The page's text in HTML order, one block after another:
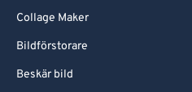
Collage Maker
Bildförstorare
Beskär bild